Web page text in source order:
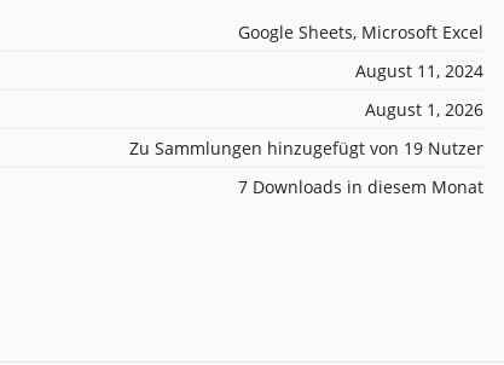
Google Sheets, Microsoft Excel
August 11, 2024
August 1, 2026
Zu Sammlungen hinzugefügt von 19 Nutzer
7 Downloads in diesem Monat